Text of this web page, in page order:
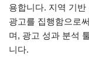
용합니다. 지역 기
광고를 집행함으로
며, 광고 성과 분석
니다.